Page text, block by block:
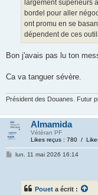
largement supérieurs
bordel pour aller
ont promu en se
dépendent de ces
Bon j'avais pas lu ton
Ca va tanguer sévère.
Président des Douanes. Futur
Almamida
Vétéran PF
Likes reçus : 780 /
lun. 11 mai 2026 16:14
Pouet a écrit :